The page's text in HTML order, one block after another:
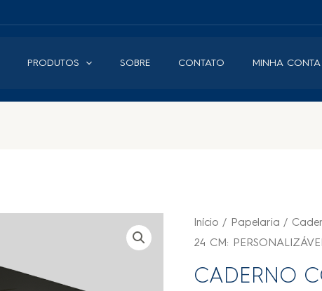
PRODUTOS SOBRE CONTATO MINHA CONTA
Início / Papelaria /
24 CM:
CADERNO